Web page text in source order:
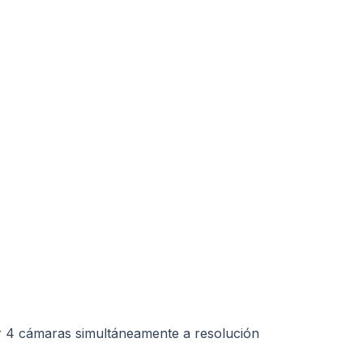
cámaras simultáneamente a resolución